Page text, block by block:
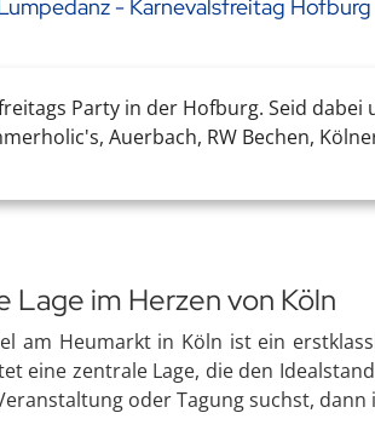
- Karnevalsfreitag Hofburg
Party in der Hofburg. Seid
Auerbach, RW Bechen,
Lage im Herzen von Köln
am Heumarkt in Köln ist ein
eine zentrale Lage, die den
oder Tagung suchst,